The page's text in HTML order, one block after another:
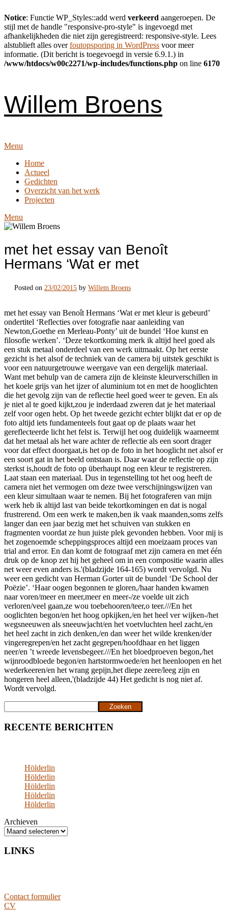
Notice: Functie WP_Styles::add werd verkeerd aangeroepen. De
stijl met de handle "responsive-pro-style" is ingevoegd met
afhankelijkheden die niet zijn geregistreerd: responsive-style. Lees
alstublieft alles overfoutopsporing in WordPress voor meer
informatie. (Dit bericht is toegevoegd in versie 6.9.1.) in
/www/htdocs/w00c2271/wp-includes/functions.php on line 6170
Willem Broens
Menu
Home
Actueel
Gedichten
Overzicht van het werk
Projecten
Menu
met het essay van Benoît
Hermans ‘Wat er met
Posted on 23/02/2015 by Willem Broens
met het essay van Benoît Hermans ‘Wat er met kleur is gebeurd’
ondertitel ‘Reflecties over fotografie naar aanleiding van
Newton,Goethe en Merleau-Ponty’ uit de bundel ‘Hoe kunst en
filosofie werken’. ‘Deze tekortkoming merk ik altijd heel goed als
een stuk metaal onderdeel van een werk uitmaakt. Op het eerste
gezicht is het alsof de techniek van de camera bij uitstek geschikt is
voor een natuurgetrouwe weergave van een dergelijk materiaal.
Want met behulp van de camera zijn de kleinste kleurverschillen in
het koele grijs van het ijzer of aluminium tot en met de hooglichten
die het gevolg zijn van de reflectie heel goed weer te geven. En als
je niet al te goed kijkt,zou je inderdaad zweren dat je het materiaal
zelf voor ogen hebt. Op het tweede gezicht echter blijkt dat er op de
foto altijd iets fundamenteels fout gaat op de plaats waar het
gereflecteerde licht het felst is. Terwijl het oog duidelijk waarneemt
dat het metaal als het ware achter de reflectie als een soort drager
voor dat effect doorgaat,is het op de foto in het hooglicht net alsof er
een soort gat in het beeld ontstaan is. Daar waar de reflectie op zijn
sterkst is,houdt de foto op überhaupt nog een kleur te registreren.
Laat staan een materiaal. Dus in tegenstelling tot het oog heeft de
camera niet het vermogen om deze twee verschijningswijzen van
een kleur simultaan waar te nemen. Bij het fotograferen van mijn
werk heb ik altijd last van beide tekortkomingen en dat is nogal
frustrerend. Om een werk te maken,ben ik vaak maanden,soms zelfs
langer dan een jaar bezig met het schuiven van stukken en
fragmenten voordat ze hun juiste plek gevonden hebben. Voor mij is
het zogenoemde scheppingsproces altijd een moeizaam proces van
trial and error. En dan komt de fotograaf met zijn camera en met één
druk op de knop zet hij het geheel om in een compositie waarin alles
net weer even anders is.'(bladzijde 164-165) wordt vervolgd. Nu
weer een gedicht van Herman Gorter uit de bundel ‘De School der
Poëzie’. ‘Haar oogen begonnen te gloren,/haar handen kwamen
naar voren/meer en meer,meer en meer-/ze voelde uit zich
verloren/veel gaan,ze wou toebehooren/teer,o teer.///En het
ooglichten begon/en het hoog opkijken,/en het heel ver wijken-/het
wegsneeuwen als sneeuwjacht/en het voetvluchten heel zacht,/en
het heel zacht in zich denken,/en dan weer het wilde krenken/der
vingeregrepen/en het zacht gegrepen/hoofdhaar en het liggen
neer/en ’t wreede levensbegeer.///En het bloedproeven begon,/het
wijnroodbloede begon/en hartstormwoede/en het heenloopen en het
wederkeeren/en het wrang gepijn,het diepe zeere/leeg zijn en
hongeren heel alleen,'(bladzijde 44) Het gedicht is nog niet af.
Wordt vervolgd.
Zoeken
RECENTE BERICHTEN
Hölderlin
Hölderlin
Hölderlin
Hölderlin
Hölderlin
Archieven
LINKS
Contact formulier
CV